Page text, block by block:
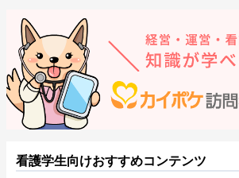
看護学生向けおすすめコンテンツ